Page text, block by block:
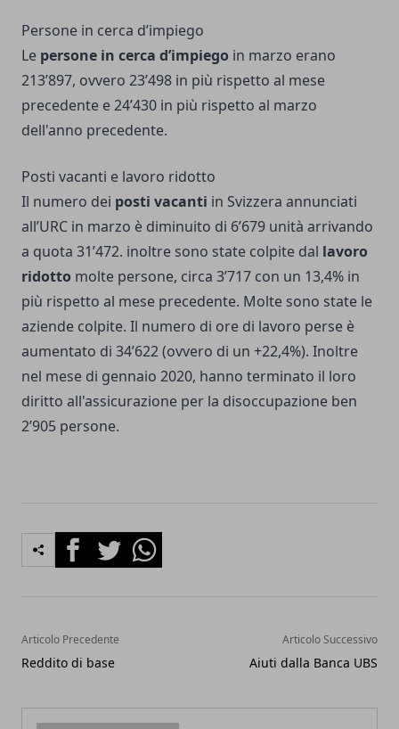
Persone in cerca d’impiego
Le persone in cerca d’impiego in marzo erano
213’897, ovvero 23’498 in più rispetto al mese
precedente e 24’430 in più rispetto al marzo
dell'anno precedente.
Posti vacanti e lavoro ridotto
Il numero dei posti vacanti in Svizzera annunciati
all’URC in marzo è diminuito di 6’679 unità arrivando
a quota 31’472. inoltre sono state colpite dal lavoro
ridotto molte persone, circa 3’717 con un 13,4% in
più rispetto al mese precedente. Molte sono state le
aziende colpite. Il numero di ore di lavoro perse è
aumentato di 34’622 (ovvero di un +22,4%). Inoltre
nel mese di gennaio 2020, hanno terminato il loro
diritto all'assicurazione per la disoccupazione ben
2’905 persone.
FacebookTwitterWhatsapp
Articolo Precedente
Reddito di base
Articolo Successivo
Aiuti dalla Banca UBS